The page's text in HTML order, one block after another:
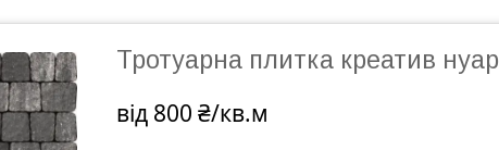
Тротуарна плитка креатив нуар
від 800 ₴/кв.м